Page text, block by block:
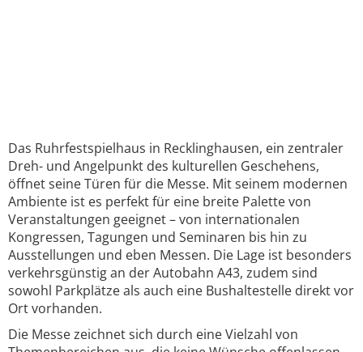
Das Ruhrfestspielhaus in Recklinghausen, ein zentraler
Dreh- und Angelpunkt des kulturellen Geschehens,
öffnet seine Türen für die Messe. Mit seinem modernen
Ambiente ist es perfekt für eine breite Palette von
Veranstaltungen geeignet – von internationalen
Kongressen, Tagungen und Seminaren bis hin zu
Ausstellungen und eben Messen. Die Lage ist besonders
verkehrsgünstig an der Autobahn A43, zudem sind
sowohl Parkplätze als auch eine Bushaltestelle direkt vor
Ort vorhanden.
Die Messe zeichnet sich durch eine Vielzahl von